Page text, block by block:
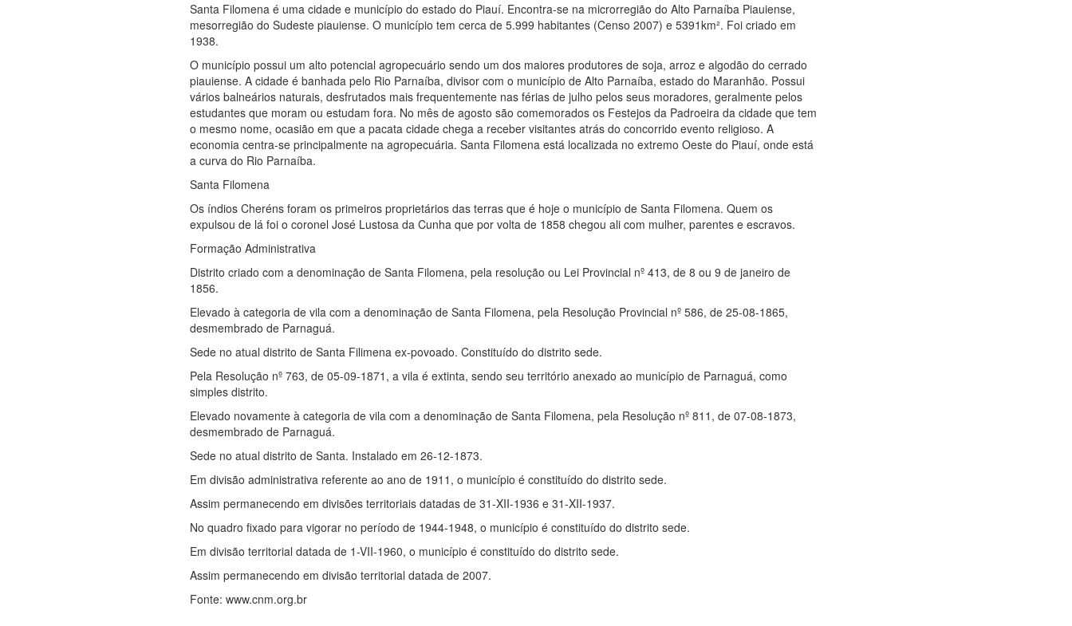
Santa Filomena é uma cidade e município do estado do Piauí. Encontra-se na microrregião do Alto Parnaíba Piauiense,
mesorregião do Sudeste piauiense. O município tem cerca de 5.999 habitantes (Censo 2007) e 5391km². Foi criado em
1938.
O município possui um alto potencial agropecuário sendo um dos maiores produtores de soja, arroz e algodão do cerrado
piauiense. A cidade é banhada pelo Rio Parnaíba, divisor com o município de Alto Parnaíba, estado do Maranhão. Possui
vários balneários naturais, desfrutados mais frequentemente nas férias de julho pelos seus moradores, geralmente pelos
estudantes que moram ou estudam fora. No mês de agosto são comemorados os Festejos da Padroeira da cidade que tem
o mesmo nome, ocasião em que a pacata cidade chega a receber visitantes atrás do concorrido evento religioso. A
economia centra-se principalmente na agropecuária. Santa Filomena está localizada no extremo Oeste do Piauí, onde está
a curva do Rio Parnaíba.
Santa Filomena
Os índios Cheréns foram os primeiros proprietários das terras que é hoje o município de Santa Filomena. Quem os
expulsou de lá foi o coronel José Lustosa da Cunha que por volta de 1858 chegou ali com mulher, parentes e escravos.
Formação Administrativa
Distrito criado com a denominação de Santa Filomena, pela resolução ou Lei Provincial nº 413, de 8 ou 9 de janeiro de
1856.
Elevado à categoria de vila com a denominação de Santa Filomena, pela Resolução Provincial nº 586, de 25-08-1865,
desmembrado de Parnaguá.
Sede no atual distrito de Santa Filimena ex-povoado. Constituído do distrito sede.
Pela Resolução nº 763, de 05-09-1871, a vila é extinta, sendo seu território anexado ao município de Parnaguá, como
simples distrito.
Elevado novamente à categoria de vila com a denominação de Santa Filomena, pela Resolução nº 811, de 07-08-1873,
desmembrado de Parnaguá.
Sede no atual distrito de Santa. Instalado em 26-12-1873.
Em divisão administrativa referente ao ano de 1911, o município é constituído do distrito sede.
Assim permanecendo em divisões territoriais datadas de 31-XII-1936 e 31-XII-1937.
No quadro fixado para vigorar no período de 1944-1948, o município é constituído do distrito sede.
Em divisão territorial datada de 1-VII-1960, o município é constituído do distrito sede.
Assim permanecendo em divisão territorial datada de 2007.
Fonte: www.cnm.org.br